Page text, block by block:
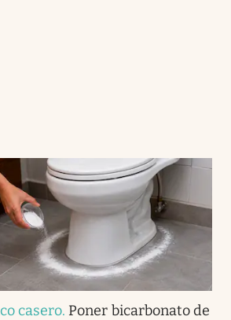
casero. Poner bicarbonato de